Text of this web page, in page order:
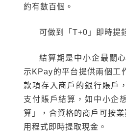
約有數百個。
可做到「T+0」即時提
結算期是中小企最關
示KPay的平台提供兩個工
款項存入商戶的銀行賬戶
支付賬戶結算，如中小企
算」，合資格的商戶可按
用程式即時提取現金。